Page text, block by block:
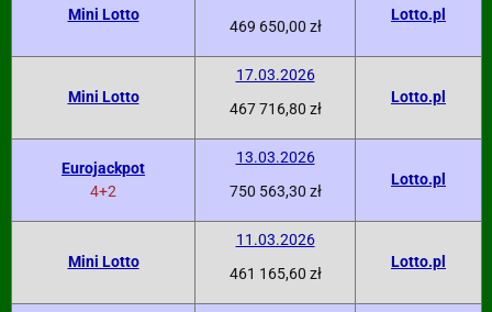
Mini Lotto
469 650,00 zł
Lotto.pl
Mini Lotto
17.03.2026
467 716,80 zł
Lotto.pl
Eurojackpot
4+2
13.03.2026
750 563,30 zł
Lotto.pl
Mini Lotto
11.03.2026
461 165,60 zł
Lotto.pl